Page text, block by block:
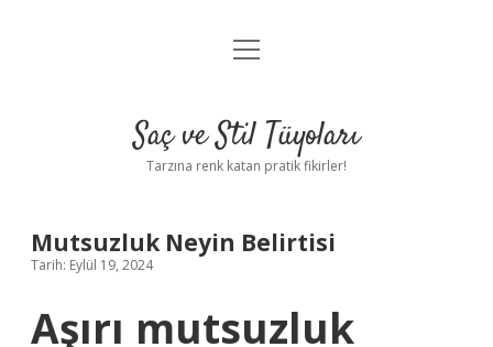
Anasayfa
Yasal Uyarı
menüyü
Saç ve Stil Tüyoları
Tarzına renk katan pratik fikirler!
Mutsuzluk Neyin Belirtisi
Tarih: Eylül 19, 2024
Aşırı mutsuzluk